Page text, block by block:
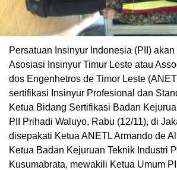
Persatuan Insinyur Indonesia (PII) akan
Asosiasi Insinyur Timur Leste atau
dos Engenhetros de Timor Leste
sertifikasi Insinyur Profesional dan
Ketua Bidang Sertifikasi Badan
PII Prihadi Waluyo, Rabu (12/11), di
disepakati Ketua ANETL Armando de
Ketua Badan Kejuruan Teknik Industri
Kusumabrata, mewakili Ketua Umum